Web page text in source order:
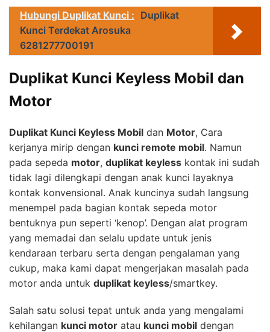
Hubungi Duplikat Kunci : Duplikat
Kunci Terdekat Arosuka
6281277700191
Duplikat Kunci Keyless Mobil dan
Motor
Duplikat Kunci Keyless Mobil dan Motor, Cara
kerjanya mirip dengan kunci remote mobil. Namun
pada sepeda motor, duplikat keyless kontak ini sudah
tidak lagi dilengkapi dengan anak kunci layaknya
kontak konvensional. Anak kuncinya sudah langsung
menempel pada bagian kontak sepeda motor
bentuknya pun seperti ‘kenop’. Dengan alat program
yang memadai dan selalu update untuk jenis
kendaraan terbaru serta dengan pengalaman yang
cukup, maka kami dapat mengerjakan masalah pada
motor anda untuk duplikat keyless/smartkey.
Salah satu solusi tepat untuk anda yang mengalami
kehilangan kunci motor atau kunci mobil dengan